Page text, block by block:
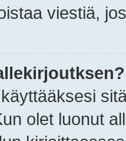
viestiä,
olet luonut